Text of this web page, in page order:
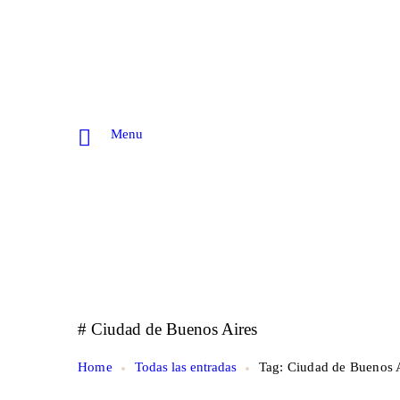
Menu
# Ciudad de Buenos Aires
Home Todas las entradas Tag: Ciudad de Buenos